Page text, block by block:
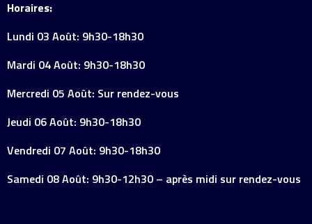
Horaires:
Lundi 03 Août: 9h30-18h30
Mardi 04 Août: 9h30-18h30
Mercredi 05 Août: Sur rendez-vous
Jeudi 06 Août: 9h30-18h30
Vendredi 07 Août: 9h30-18h30
Samedi 08 Août: 9h30-12h30 – après midi sur rendez-vous